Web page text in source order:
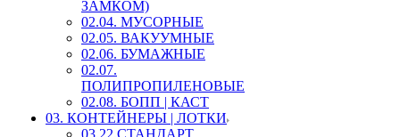
ЗАМКОМ)
02.04. МУСОРНЫЕ
02.05. ВАКУУМНЫЕ
02.06. БУМАЖНЫЕ
02.07.
ПОЛИПРОПИЛЕНОВЫЕ
02.08. БОПП | КАСТ
03. КОНТЕЙНЕРЫ | ЛОТКИ
03.22.СТАНДАРТ